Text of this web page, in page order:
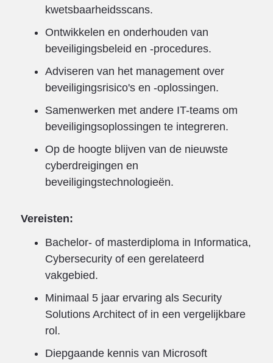
kwetsbaarheidsscans.
Ontwikkelen en onderhouden van
beveiligingsbeleid en -procedures.
Adviseren van het management over
beveiligingsrisico's en -oplossingen.
Samenwerken met andere IT-teams om
beveiligingsoplossingen te integreren.
Op de hoogte blijven van de nieuwste
cyberdreigingen en
beveiligingstechnologieën.
Vereisten:
Bachelor- of masterdiploma in Informatica,
Cybersecurity of een gerelateerd
vakgebied.
Minimaal 5 jaar ervaring als Security
Solutions Architect of in een vergelijkbare
rol.
Diepgaande kennis van Microsoft